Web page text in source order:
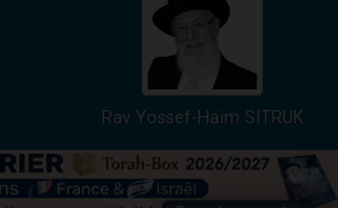
Rav Yossef-Haïm SITRUK